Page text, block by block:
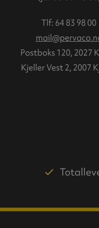
Tlf: 64 83 98 00
Postboks 120, 2027
Kjeller Vest 2, 2007